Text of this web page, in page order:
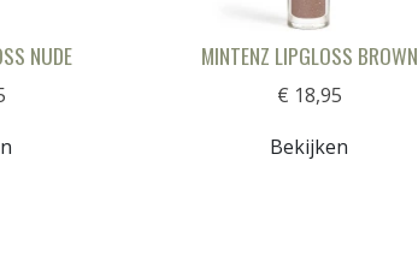
NUDE MINTENZ LIPGLOSS BROWN
€ 18,95
Bekijken